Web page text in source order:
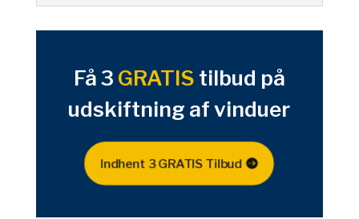
Få 3 GRATIS tilbud på
udskiftning af vinduer
Indhent 3 GRATIS Tilbud